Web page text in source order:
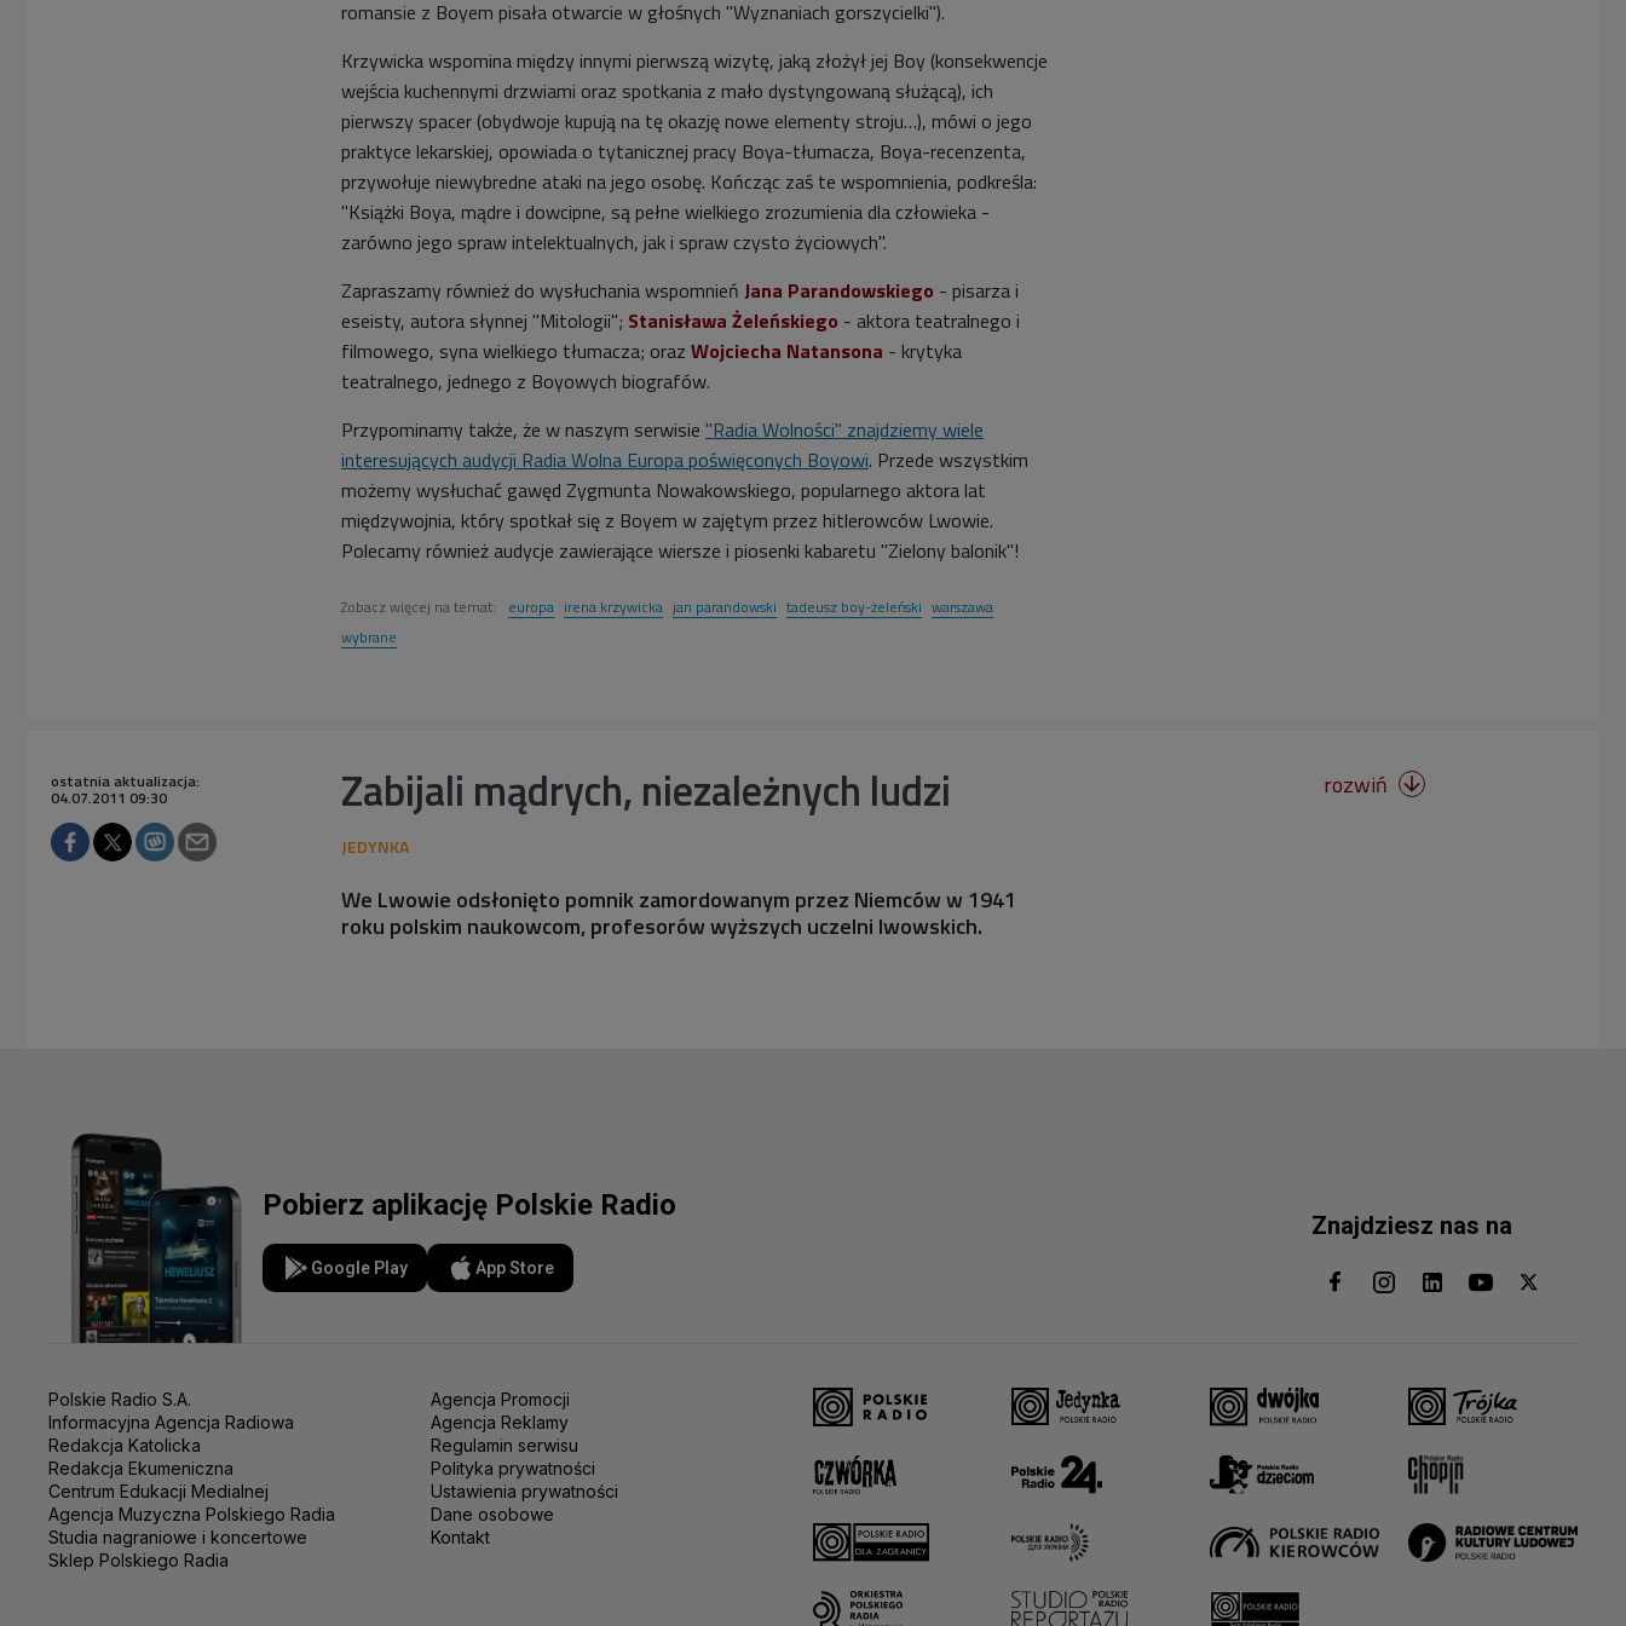
romansie z Boyem pisała otwarcie w głośnych "Wyznaniach gorszycielki").
Krzywicka wspomina między innymi pierwszą wizytę, jaką złożył jej Boy (konsekwencje
wejścia kuchennymi drzwiami oraz spotkania z mało dystyngowaną służącą), ich
pierwszy spacer (obydwoje kupują na tę okazję nowe elementy stroju…), mówi o jego
praktyce lekarskiej, opowiada o tytanicznej pracy Boya-tłumacza, Boya-recenzenta,
przywołuje niewybredne ataki na jego osobę. Kończąc zaś te wspomnienia, podkreśla:
"Książki Boya, mądre i dowcipne, są pełne wielkiego zrozumienia dla człowieka -
zarówno jego spraw intelektualnych, jak i spraw czysto życiowych".
Zapraszamy również do wysłuchania wspomnień Jana Parandowskiego - pisarza i
eseisty, autora słynnej "Mitologii"; Stanisława Żeleńskiego - aktora teatralnego i
filmowego, syna wielkiego tłumacza; oraz Wojciecha Natansona - krytyka
teatralnego, jednego z Boyowych biografów.
Przypominamy także, że w naszym serwisie "Radia Wolności" znajdziemy wiele
interesujących audycji Radia Wolna Europa poświęconych Boyowi. Przede wszystkim
możemy wysłuchać gawęd Zygmunta Nowakowskiego, popularnego aktora lat
międzywojnia, który spotkał się z Boyem w zajętym przez hitlerowców Lwowie.
Polecamy również audycje zawierające wiersze i piosenki kabaretu "Zielony balonik"!
Zobacz więcej na temat: europa irena krzywicka jan parandowski tadeusz boy-żeleński warszawa
wybrane
Zabijali mądrych, niezależnych ludzi
ostatnia aktualizacja:
04.07.2011 09:30
We Lwowie odsłonięto pomnik zamordowanym przez Niemców w 1941
roku polskim naukowcom, profesorów wyższych uczelni lwowskich.
rozwiń 
Pobierz aplikację Polskie Radio
Google Play App Store
Znajdziesz nas na
Polskie Radio S.A.
Informacyjna Agencja Radiowa
Redakcja Katolicka
Redakcja Ekumeniczna
Centrum Edukacji Medialnej
Agencja Muzyczna Polskiego Radia
Studia nagraniowe i koncertowe
Sklep Polskiego Radia
Agencja Promocji
Agencja Reklamy
Regulamin serwisu
Polityka prywatności
Ustawienia prywatności
Dane osobowe
Kontakt